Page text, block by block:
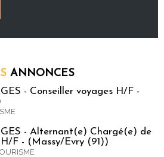
ANNONCES
- Conseiller voyages H/F -
- Alternant(e) Chargé(e) de
H/F - (Massy/Evry (91))